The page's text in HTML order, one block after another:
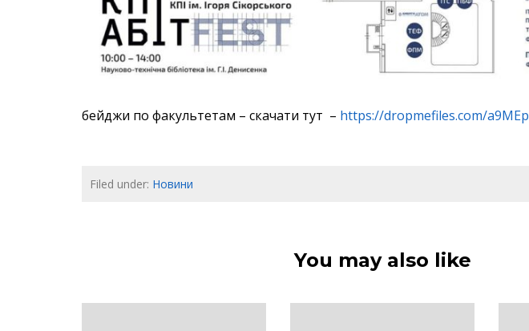
бейджи по факультетам – скачати тут – https://dropmefiles.com/a9MEp
Filed under: Новини
You may also like